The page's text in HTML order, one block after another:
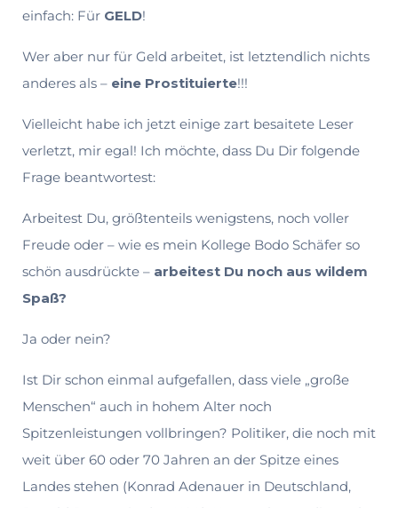
einfach: Für GELD!
Wer aber nur für Geld arbeitet, ist letztendlich nichts
anderes als – eine Prostituierte!!!
Vielleicht habe ich jetzt einige zart besaitete Leser
verletzt, mir egal! Ich möchte, dass Du Dir folgende
Frage beantwortest:
Arbeitest Du, größtenteils wenigstens, noch voller
Freude oder – wie es mein Kollege Bodo Schäfer so
schön ausdrückte – arbeitest Du noch aus wildem
Spaß?
Ja oder nein?
Ist Dir schon einmal aufgefallen, dass viele „große
Menschen“ auch in hohem Alter noch
Spitzenleistungen vollbringen? Politiker, die noch mit
weit über 60 oder 70 Jah­ren an der Spitze eines
Landes stehen (Konrad Adenauer in Deutschland,